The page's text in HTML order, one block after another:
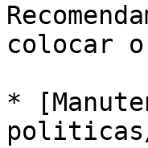
colocar o
*
politicas/